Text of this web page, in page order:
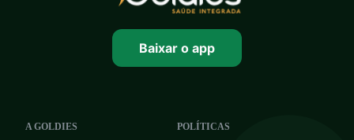
Baixar o app
A GOLDIES POLÍTICAS